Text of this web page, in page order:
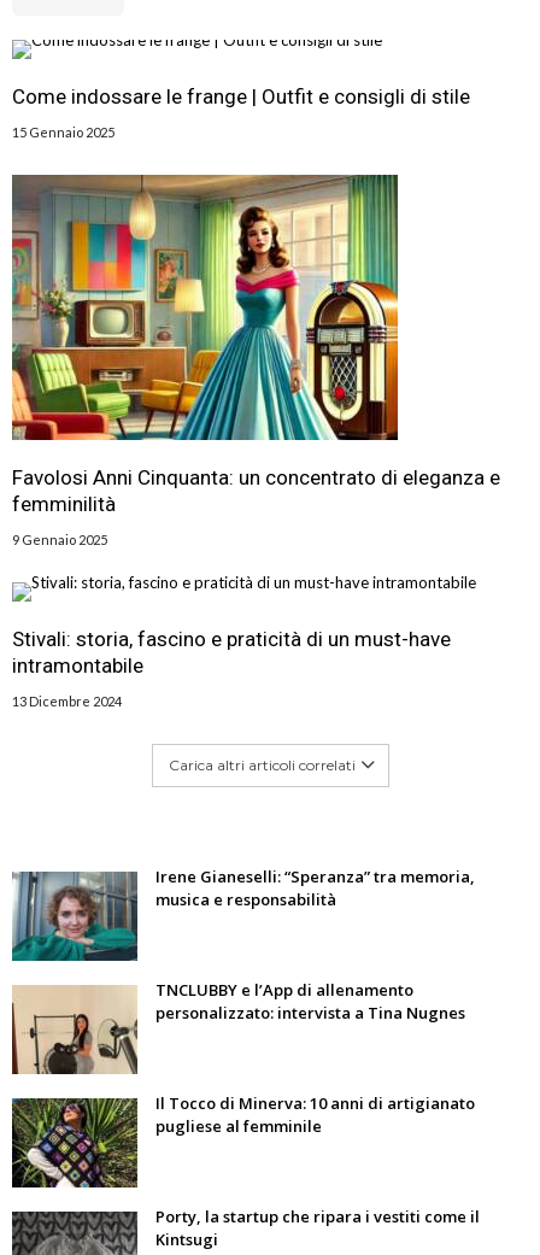
Come indossare le frange | Outfit e consigli di stile
15 Gennaio 2025
Favolosi Anni Cinquanta: un concentrato di eleganza e
femminilità
9 Gennaio 2025
Stivali: storia, fascino e praticità di un must-have
intramontabile
13 Dicembre 2024
Carica altri articoli correlati
Irene Gianeselli: “Speranza” tra memoria,
musica e responsabilità
TNCLUBBY e l’App di allenamento
personalizzato: intervista a Tina Nugnes
Il Tocco di Minerva: 10 anni di artigianato
pugliese al femminile
Porty, la startup che ripara i vestiti come il
Kintsugi